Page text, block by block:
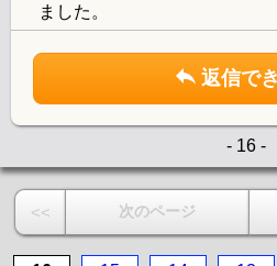
ました。
返信で
- 16 -
<< 次のページ